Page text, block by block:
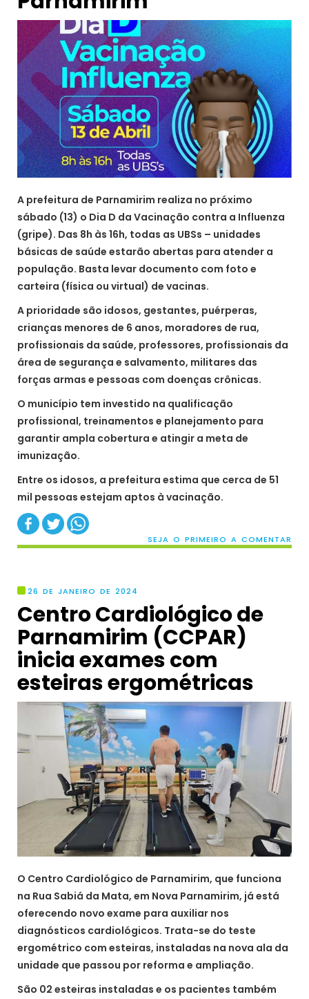
A prefeitura de Parnamirim realiza no próximo
sábado (13) o Dia D da Vacinação contra a Influenza
(gripe). Das 8h às 16h, todas as UBSs – unidades
básicas de saúde estarão abertas para atender a
população. Basta levar documento com foto e
carteira (física ou virtual) de vacinas.
A prioridade são idosos, gestantes, puérperas,
crianças menores de 6 anos, moradores de rua,
profissionais da saúde, professores, profissionais da
área de segurança e salvamento, militares das
forças armas e pessoas com doenças crônicas.
O município tem investido na qualificação
profissional, treinamentos e planejamento para
garantir ampla cobertura e atingir a meta de
imunização.
Entre os idosos, a prefeitura estima que cerca de 51
mil pessoas estejam aptos à vacinação.
SEJA O PRIMEIRO A COMENTAR
26 DE JANEIRO DE 2024
Centro Cardiológico de
Parnamirim (CCPAR)
inicia exames com
esteiras ergométricas
O Centro Cardiológico de Parnamirim, que funciona
na Rua Sabiá da Mata, em Nova Parnamirim, já está
oferecendo novo exame para auxiliar nos
diagnósticos cardiológicos. Trata-se do teste
ergométrico com esteiras, instaladas na nova ala da
unidade que passou por reforma e ampliação.
São 02 esteiras instaladas e os pacientes também